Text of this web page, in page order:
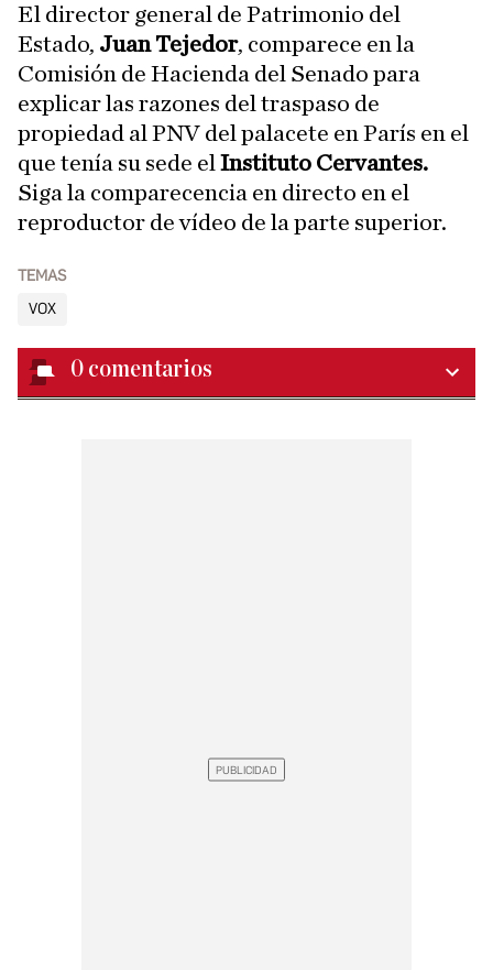
El director general de Patrimonio del
Estado, Juan Tejedor, comparece en la
Comisión de Hacienda del Senado para
explicar las razones del traspaso de
propiedad al PNV del palacete en París en el
que tenía su sede el Instituto Cervantes.
Siga la comparecencia en directo en el
reproductor de vídeo de la parte superior.
TEMAS
VOX
0 comentarios